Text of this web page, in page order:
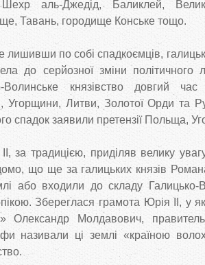
Шехр аль-Джедід, Баликлей,
Тавань, городище Конське тощо.
лишивши по собі спадкоємців,
до серйозної зміни політичного
Волинське князівство довгий
Угорщини, Литви, Золотої Орди та
спадок заявили претензії Польща,
за традицією, приділяв велику
що ще за галицьких князів
або входили до складу Галицько-
Збереглася грамота Юрія II, у
Олександр Молдавович, правитель
називали ці землі «країною